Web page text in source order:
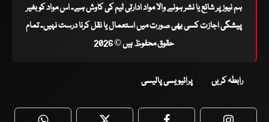
ہم نیوز پر شائع یا نشر ہونے والا مواد ادارتی ٹیم کی کاوش ہے۔ اس مواد کو بغیر
پیشگی اجازت کسی بھی صورت میں استعمال یا نقل کرنا درست نہیں۔ تمام
حقوق محفوظ ہیں © 2026
رابطہ کریں پرائیویسی پالیسی